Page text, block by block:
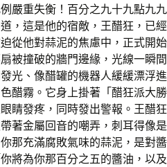
嚴重失衡！百分之九十九點九九
，這是他的宿敵，王醋狂，已經
從他對蒜泥的焦慮中，正式開始
被撞破的牆門邊緣，光線一瞬間
光、像醋罐的機器人緩緩漂浮進
醋霧。它身上掛著「醋狂派大勝
睛發疼，同時發出警報。王醋狂
著金屬回音的嘲弄，刺耳得像是
你那充滿腐敗氣味的蒜泥，是對醬
將為你那百分之五的醬油，以及